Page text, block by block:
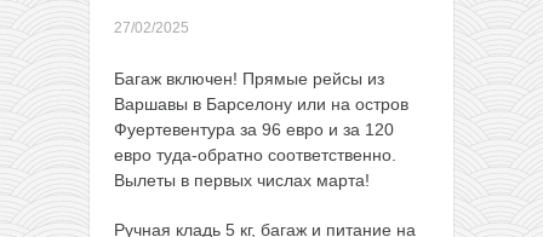
27/02/2025
Багаж включен! Прямые рейсы из
Варшавы в Барселону или на остров
Фуертевентура за 96 евро и за 120
евро туда-обратно соответственно.
Вылеты в первых числах марта!
Ручная кладь 5 кг, багаж и питание на